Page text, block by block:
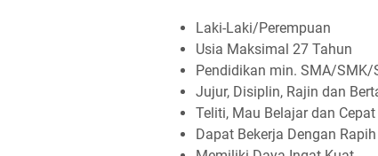
Laki-Laki/Perempuan
Usia Maksimal 27 Tahun
Pendidikan min. SMA/SMK/
Jujur, Disiplin, Rajin dan
Teliti, Mau Belajar dan
Dapat Bekerja Dengan